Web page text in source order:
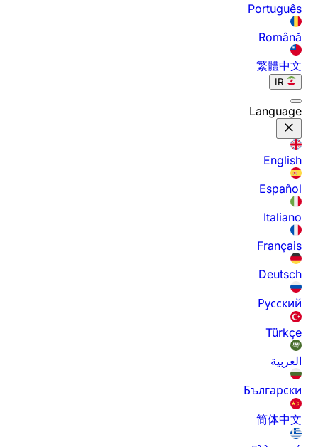
Português
Română
繁體中文
IR
Language
English
Español
Italiano
Français
Deutsch
Русский
Türkçe
العربية
Български
简体中文